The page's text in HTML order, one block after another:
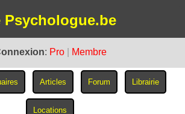
Psychologue.be
: Pro Membre